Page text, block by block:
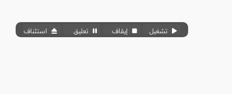
تشغيل إيقاف تعليق استئناف